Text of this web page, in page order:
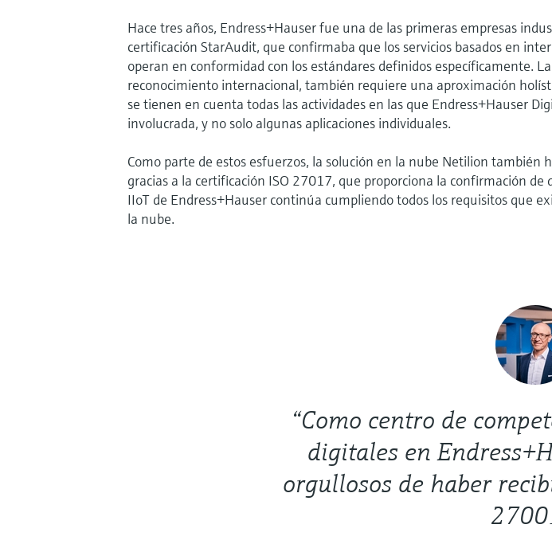
Hace tres años, Endress+Hauser fue una de las primeras empresas
certificación StarAudit, que confirmaba que los servicios basados en
operan en conformidad con los estándares definidos específicamente.
reconocimiento internacional, también requiere una aproximación
se tienen en cuenta todas las actividades en las que Endress+Hauser
involucrada, y no solo algunas aplicaciones individuales.
Como parte de estos esfuerzos, la solución en la nube Netilion también
gracias a la certificación ISO 27017, que proporciona la confirmación de
IIoT de Endress+Hauser continúa cumpliendo todos los requisitos que
la nube.
“Como centro de
digitales en
orgullosos de haber